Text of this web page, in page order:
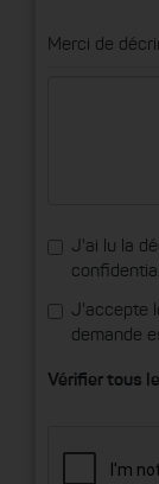
Merci de
J'ai lu la
J'accepte
demande
Vérifier tous